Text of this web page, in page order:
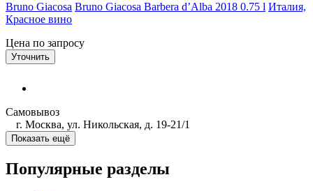
Bruno Giacosa Bruno Giacosa Barbera d’Alba 2018 0.75 l Италия,
Красное вино
Цена по запросу
Уточнить
Самовывоз
г. Москва, ул. Никольская, д. 19-21/1
Показать ещё
Популярные разделы